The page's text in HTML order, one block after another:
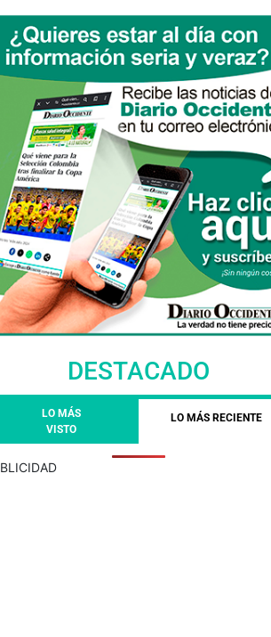
DESTACADO
LO MÁS
VISTO
LO MÁS RECIENTE